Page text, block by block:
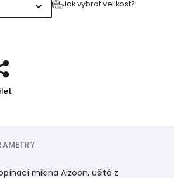
Jak vybrat velikost?
mikina Aizoon, ušitá z